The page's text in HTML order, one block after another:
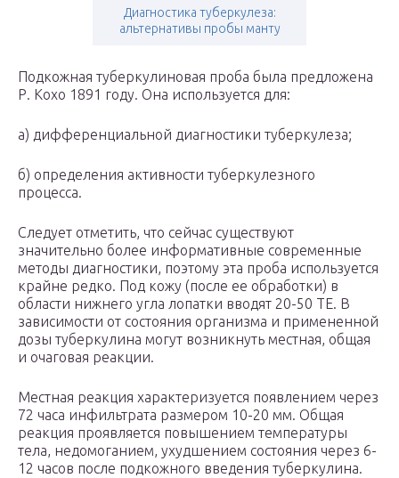
Диагностика туберкулеза:
альтернативы пробы манту
Подкожная туберкулиновая проба была предложена
Р. Кохо 1891 году. Она используется для:
а) дифференциальной диагностики туберкулеза;
б) определения активности туберкулезного
процесса.
Следует отметить, что сейчас существуют
значительно более информативные современные
методы диагностики, поэтому эта проба используется
крайне редко. Под кожу (после ее обработки) в
области нижнего угла лопатки вводят 20-50 ТЕ. В
зависимости от состояния организма и примененной
дозы туберкулина могут возникнуть местная, общая
и очаговая реакции.
Местная реакция характеризуется появлением через
72 часа инфильтрата размером 10-20 мм. Общая
реакция проявляется повышением температуры
тела, недомоганием, ухудшением состояния через 6-
12 часов после подкожного введения туберкулина.